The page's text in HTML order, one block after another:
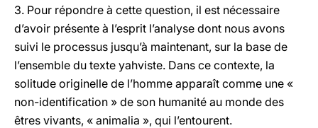
3. Pour répondre à cette question, il est nécessaire
d’avoir présente à l’esprit l’analyse dont nous avons
suivi le processus jusqu’à maintenant, sur la base de
l’ensemble du texte yahviste. Dans ce contexte, la
solitude originelle de l’homme apparaît comme une «
non-identification » de son humanité au monde des
êtres vivants, « animalia », qui l’entourent.